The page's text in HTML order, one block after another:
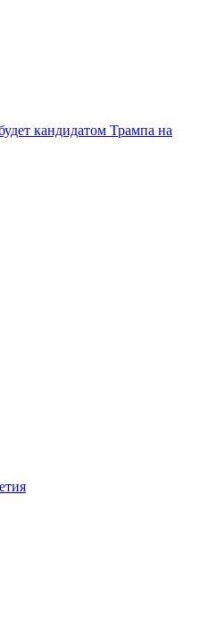
кандидатом Трампа на